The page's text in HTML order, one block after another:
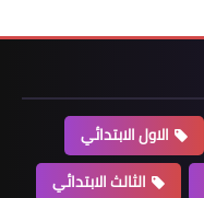
الاول الابتدائي
الثالث الابتدائي